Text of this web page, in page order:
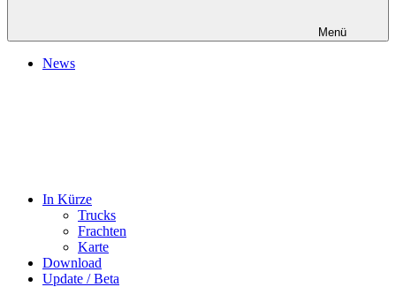
Menü
News
In Kürze
Trucks
Frachten
Karte
Download
Update / Beta